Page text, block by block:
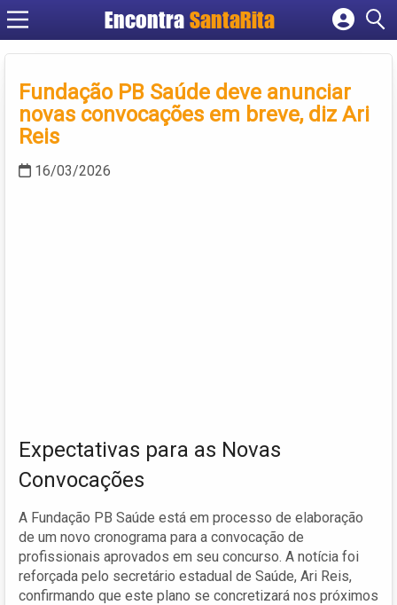
EncontraSantaRita
Cadastrar empresa
Criar conta
Fundação PB Saúde deve anunciar
novas convocações em breve, diz Ari
Reis
16/03/2026
Expectativas para as Novas
Convocações
A Fundação PB Saúde está em processo de elaboração
de um novo cronograma para a convocação de
profissionais aprovados em seu concurso. A notícia foi
reforçada pelo secretário estadual de Saúde, Ari Reis,
confirmando que este plano se concretizará nos próximos